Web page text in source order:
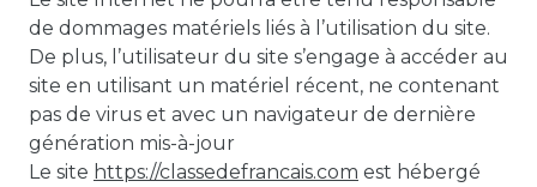
de dommages matériels liés à l’utilisation du site.
De plus, l’utilisateur du site s’engage à accéder au
site en utilisant un matériel récent, ne contenant
pas de virus et avec un navigateur de dernière
génération mis-à-jour
Le site https://classedefrancais.com est hébergé